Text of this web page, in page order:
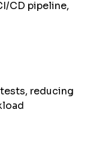
CD pipeline,
reducing